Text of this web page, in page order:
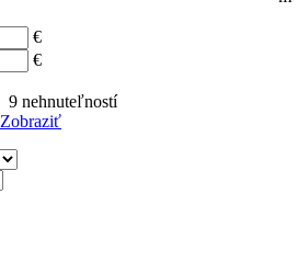
€
€
9nehnuteľností
Zobraziť